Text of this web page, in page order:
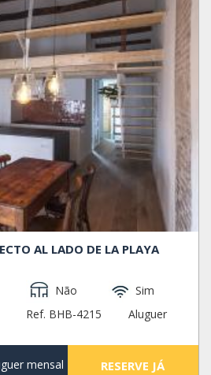
AL LADO DE LA PLAYA
Não
Sim
Ref. BHB-4215
Aluguer
mensal RESERVE JÁ